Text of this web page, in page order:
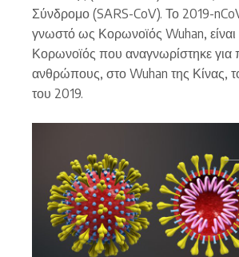
Σύνδρομο (SARS-CoV). Το 2019-
γνωστό ως Κορωνοϊός Wuhan, είναι
Κορωνοϊός που αναγνωρίστηκε
ανθρώπους, στο Wuhan της Κίνας,
του 2019.